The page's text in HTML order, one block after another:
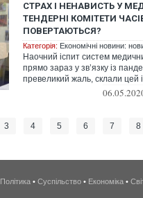
СТРАХ І НЕНАВИСТЬ У
ТЕНДЕРНІ КОМІТЕТИ
ПОВЕРТАЮТЬСЯ?
Категорія: Економічні новини:
Наочний іспит систем
прямо зараз у зв’язку із
превеликий жаль, склали цей
3 4 5 6 7 8
Політика • Суспільство • Економіка •